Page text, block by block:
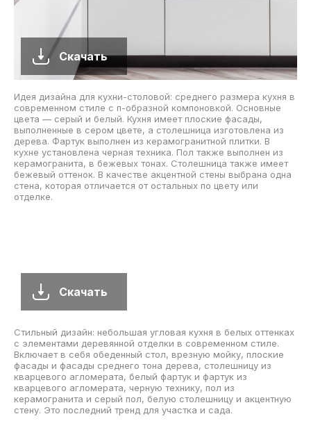
Скачать
Идея дизайна для кухни-столовой: среднего размера кухня в
современном стиле с п-образной компоновкой. Основные
цвета — серый и белый. Кухня имеет плоские фасады,
выполненные в сером цвете, а столешница изготовлена из
дерева. Фартук выполнен из керамогранитной плитки. В
кухне установлена черная техника. Пол также выполнен из
керамогранита, в бежевых тонах. Столешница также имеет
бежевый оттенок. В качестве акцентной стены выбрана одна
стена, которая отличается от остальных по цвету или
отделке.
Скачать
Стильный дизайн: небольшая угловая кухня в белых оттенках
с элементами деревянной отделки в современном стиле.
Включает в себя обеденный стол, врезную мойку, плоские
фасады и фасады среднего тона дерева, столешницу из
кварцевого агломерата, белый фартук и фартук из
кварцевого агломерата, черную технику, пол из
керамогранита и серый пол, белую столешницу и акцентную
стену. Это последний тренд для участка и сада.